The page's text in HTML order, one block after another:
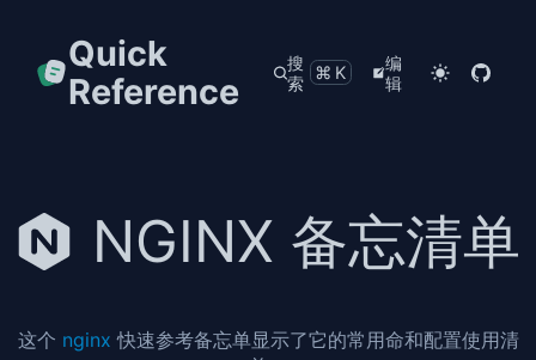
Quick
Reference
搜
索
⌘K
编
辑
NGINX 备忘清单
这个 nginx 快速参考备忘单显示了它的常用命和配置使用清